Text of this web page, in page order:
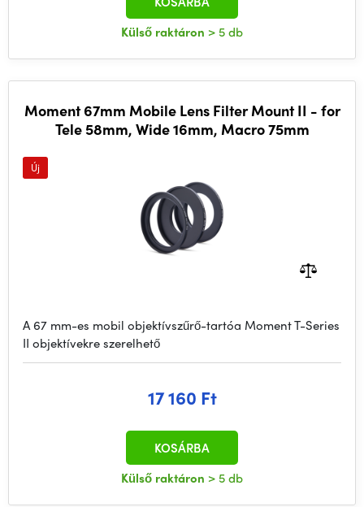
Külső raktáron > 5 db
Moment 67mm Mobile Lens Filter Mount II - for
Tele 58mm, Wide 16mm, Macro 75mm
Új
A 67 mm-es mobil objektívszűrő-tartóa Moment T-Series
II objektívekre szerelhető
17 160 Ft
Külső raktáron > 5 db
KOSÁRBA